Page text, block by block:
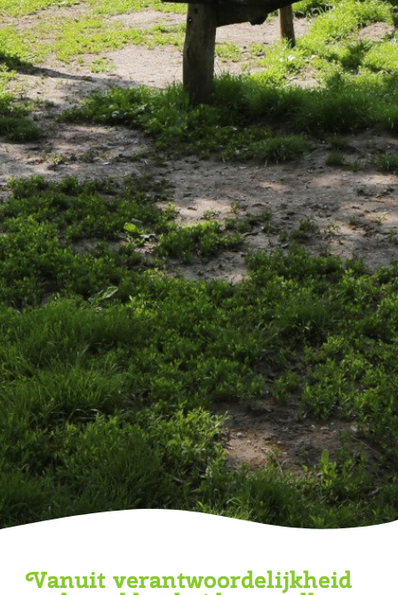
Vanuit verantwoordelijkheid